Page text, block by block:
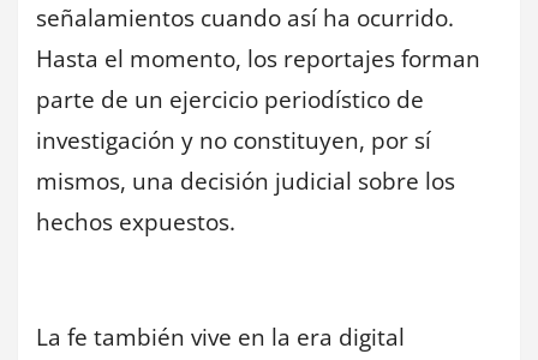
señalamientos cuando así ha ocurrido.
Hasta el momento, los reportajes forman
parte de un ejercicio periodístico de
investigación y no constituyen, por sí
mismos, una decisión judicial sobre los
hechos expuestos.
La fe también vive en la era digital